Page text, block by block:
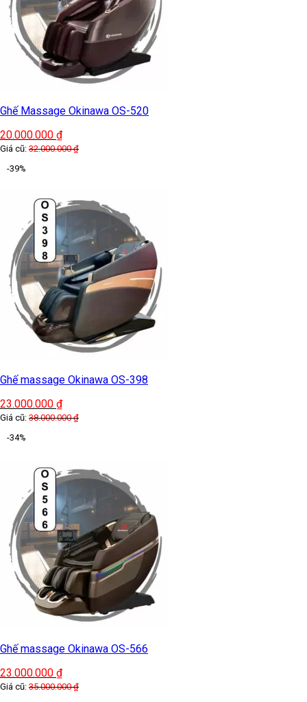
Ghế Massage Okinawa OS-520
20.000.000 ₫
Giá cũ: 32.000.000₫
-39%
Ghế massage Okinawa OS-398
23.000.000 ₫
Giá cũ: 38.000.000₫
-34%
Ghế massage Okinawa OS-566
23.000.000 ₫
Giá cũ: 35.000.000₫